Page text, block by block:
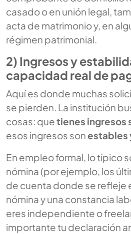
casado o en unión legal,
acta de matrimonio y, en
régimen patrimonial.
2) Ingresos y
capacidad real de
Aquí es donde muchas
se pierden. La institución
cosas: quetienes ingresos
esos ingresos sonestables
En empleo formal, lo típico
nómina (por ejemplo, los
de cuenta donde se refleje
nómina y una constancia
eres independiente o
importante tu declaración